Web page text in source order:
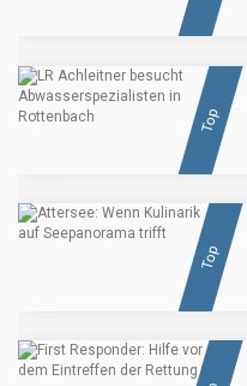
Top
Top